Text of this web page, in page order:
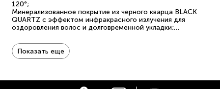
120°;
Минерализованное покрытие из черного кварца BLACK
QUARTZ с эффектом инфракрасного излучения для
оздоровления волос и долговременной укладки;
Вращающийся усиленный резиновый шнур 360° - 3 м;
Петля для подвешивания;
Термо-косметичка, термоковрик, перчатка.
Показать еще